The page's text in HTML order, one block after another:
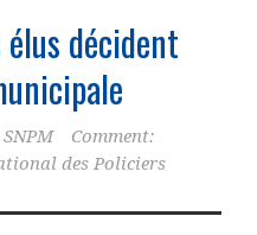
élus décident
SNPM
Comment:
des Policiers